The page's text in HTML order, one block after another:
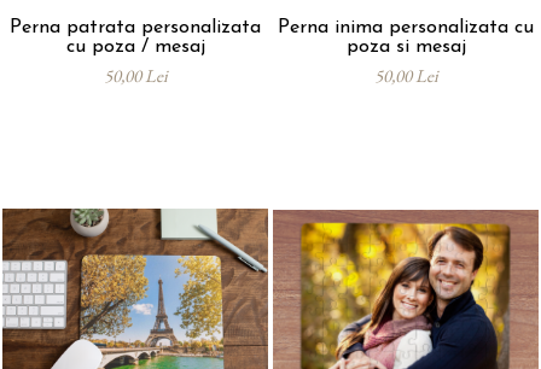
Perna patrata personalizata
cu poza / mesaj
50,00 Lei
Perna inima personalizata cu
poza si mesaj
50,00 Lei